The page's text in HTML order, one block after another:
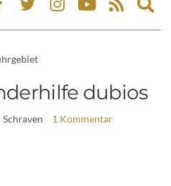
dubios
1 Kommentar